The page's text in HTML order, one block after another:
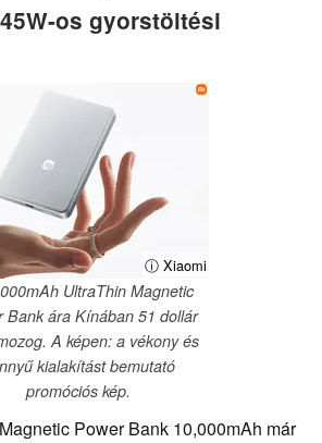
os gyorstöltési
ⓘ Xiaomi
UltraThin Magnetic
Bank ára Kínában 51 dollár
A képen: a vékony és
kialakítást bemutató
promóciós kép.
Power Bank 10,000mAh már